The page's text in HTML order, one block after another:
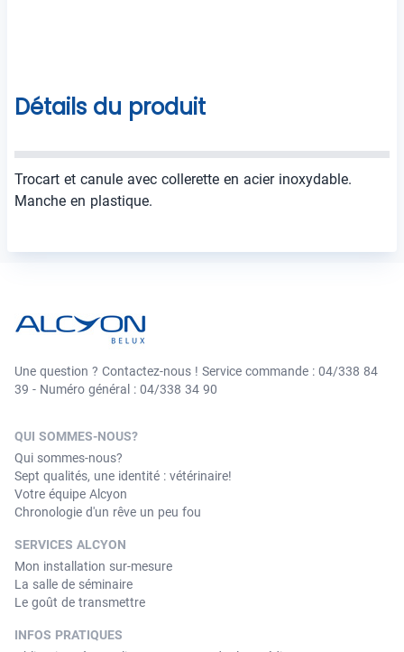
Détails du produit
Trocart et canule avec collerette en acier inoxydable.
Manche en plastique.
Une question ? Contactez-nous ! Service commande : 04/338 84
39 - Numéro général : 04/338 34 90
QUI SOMMES-NOUS?
Qui sommes-nous?
Sept qualités, une identité : vétérinaire!
Votre équipe Alcyon
Chronologie d'un rêve un peu fou
SERVICES ALCYON
Mon installation sur-mesure
La salle de séminaire
Le goût de transmettre
INFOS PRATIQUES